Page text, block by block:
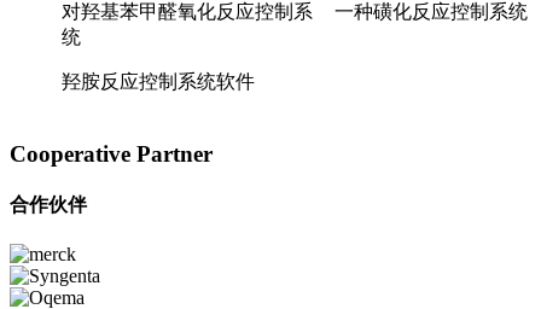
对羟基苯甲醛氧化反应控制系
统
羟胺反应控制系统软件
一种磺化反应控制系统
Cooperative Partner
合作伙伴